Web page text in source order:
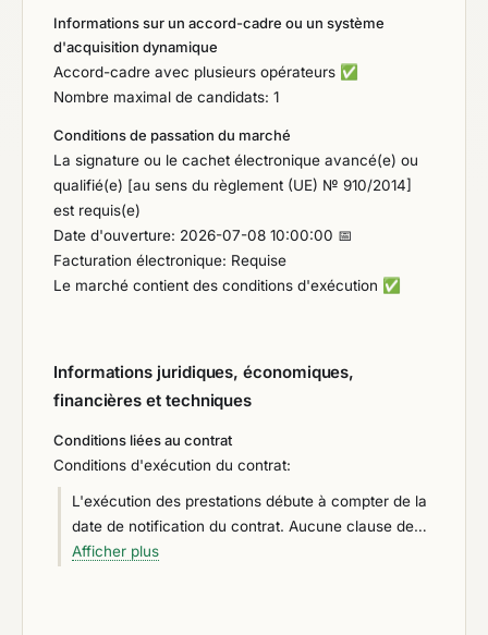
Informations sur un accord-cadre ou un système
d'acquisition dynamique
Accord-cadre avec plusieurs opérateurs ✅
Nombre maximal de candidats: 1
Conditions de passation du marché
La signature ou le cachet électronique avancé(e) ou
qualifié(e) [au sens du règlement (UE) № 910/2014]
est requis(e)
Date d'ouverture: 2026-07-08 10:00:00 📅
Facturation électronique: Requise
Le marché contient des conditions d'exécution ✅
Informations juridiques, économiques,
financières et techniques
Conditions liées au contrat
Conditions d'exécution du contrat:
L'exécution des prestations débute à compter de la
date de notification du contrat. Aucune clause de
garantie financière prévue. Aucune avance prévue.
Afficher plus